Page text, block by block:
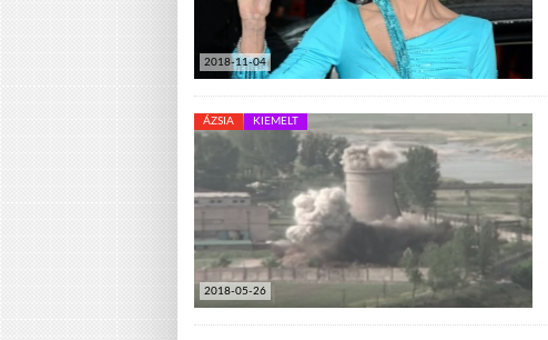
2018-11-04
2018-05-26
ÁZSIA KIEMELT